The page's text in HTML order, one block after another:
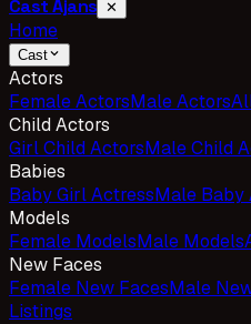
Cast Ajans ✕
Home
Cast
Actors
Female ActorsMale Actors
Child Actors
Girl Child ActorsMale Child
Babies
Baby Girl ActressMale Baby
Models
Female ModelsMale Models
New Faces
Female New FacesMale
Listings